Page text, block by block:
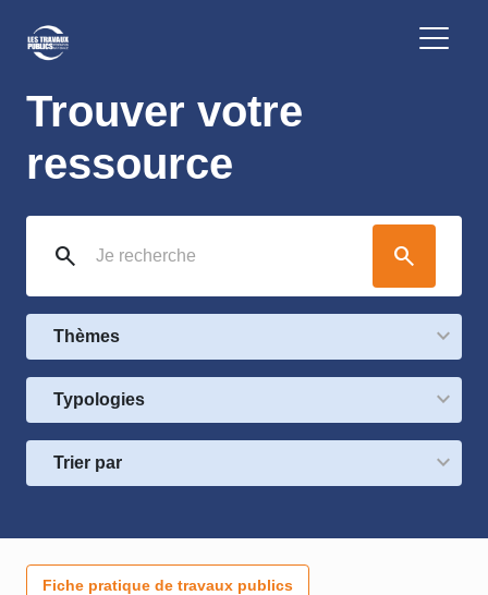
Trouver votre
ressource
search search
Thèmes
Typologies
Trier par
Fiche pratique de travaux publics